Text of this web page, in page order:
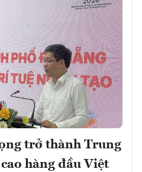
trở thành Trung
hàng đầu Việt